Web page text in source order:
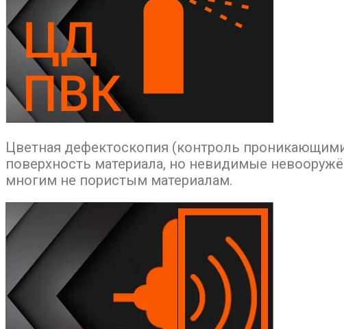
Цветная дефектоскопия (контроль
поверхность материала, но невидимые
многим не пористым материалам.